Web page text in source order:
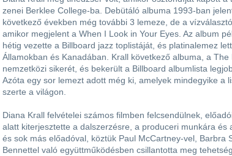
zenei Berklee College-ba. Debütáló albuma 1993-ban
következő években még további 3 lemeze, de a
amikor megjelent a When I Look in Your Eyes. Az album
hétig vezette a Billboard jazz toplistáját, és platinalemez
Államokban és Kanadában. Krall következő albuma, a
nemzetközi sikerét, és bekerült a Billboard albumlista
Azóta egy sor lemezt adott még ki, amelyek mindegyike a
szerte a világon.
Diana Krall felvételei számos filmben felcsendülnek,
alatt kiterjesztette a dalszerzésre, a produceri munkára és
és sok más előadóval, köztük Paul McCartney-vel, Barbra
Bennettel való együttműködésben csillantotta meg